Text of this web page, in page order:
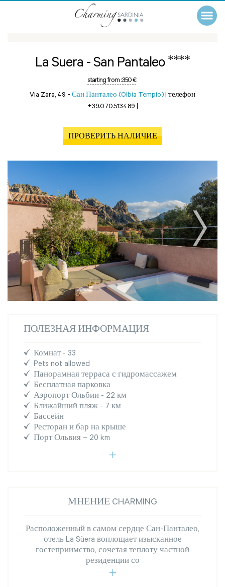
La Suera - San Pantaleo ****
starting from :350 €
Via Zara, 49 - Сан Панталео (Olbia Tempio) | телефон
+39.070.513489 |
ПРОВЕРИТЬ НАЛИЧИЕ
ПОЛЕЗНАЯ ИНФОРМАЦИЯ
Комнат - 33
Pets not allowed
Панорамная терраса с гидромассажем
Бесплатная парковка
Аэропорт Ольбии - 22 км
Ближайший пляж - 7 км
Бассейн
Ресторан и бар на крыше
Порт Ольвия – 20 km
МНЕНИЕ CHARMING
Расположенный в самом сердце Сан-Панталео,
отель La Sùera воплощает изысканное
гостеприимство, сочетая теплоту частной
резиденции со